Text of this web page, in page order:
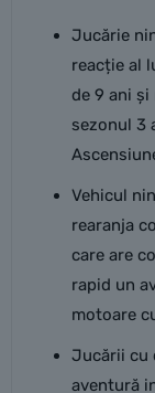
Jucărie
reacție al
de 9 ani și
sezonul 3
Vehicul
rearanja
care are
rapid un
motoare
Jucării cu
aventură